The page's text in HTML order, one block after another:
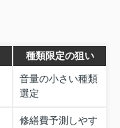
種類限定の狙い
音量の小さい種類
選定
修繕費予測しやす